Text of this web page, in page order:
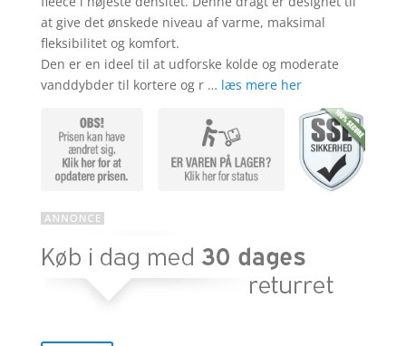
at give det ønskede niveau af varme, maksimal
fleksibilitet og komfort.
Den er en ideel til at udforske kolde og moderate
vanddybder til kortere og r … læs mere her